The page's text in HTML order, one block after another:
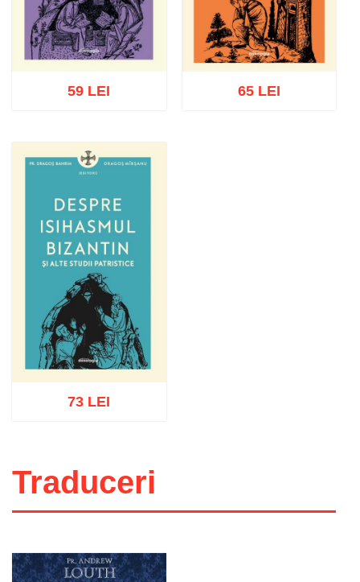
Adaugă în coș Wishlist
59 LEI 65 LEI
Adaugă în coș
73 LEI
Traduceri